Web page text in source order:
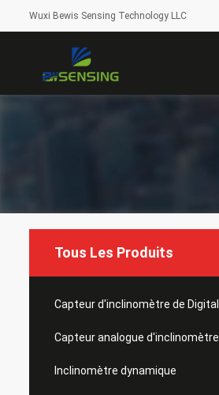
Wuxi Bewis Sensing Technology LLC
Tous Les Produits
Capteur d'inclinomètre de Digital
Capteur analogue d'inclinomètre
Inclinomètre dynamique